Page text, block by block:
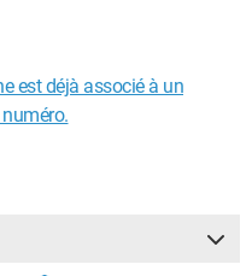
est déjà associé à un